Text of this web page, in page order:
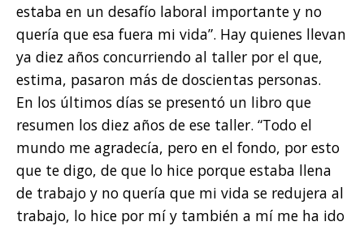
estaba en un desafío laboral importante y no
quería que esa fuera mi vida”. Hay quienes llevan
ya diez años concurriendo al taller por el que,
estima, pasaron más de doscientas personas.
En los últimos días se presentó un libro que
resumen los diez años de ese taller. “Todo el
mundo me agradecía, pero en el fondo, por esto
que te digo, de que lo hice porque estaba llena
de trabajo y no quería que mi vida se redujera al
trabajo, lo hice por mí y también a mí me ha ido